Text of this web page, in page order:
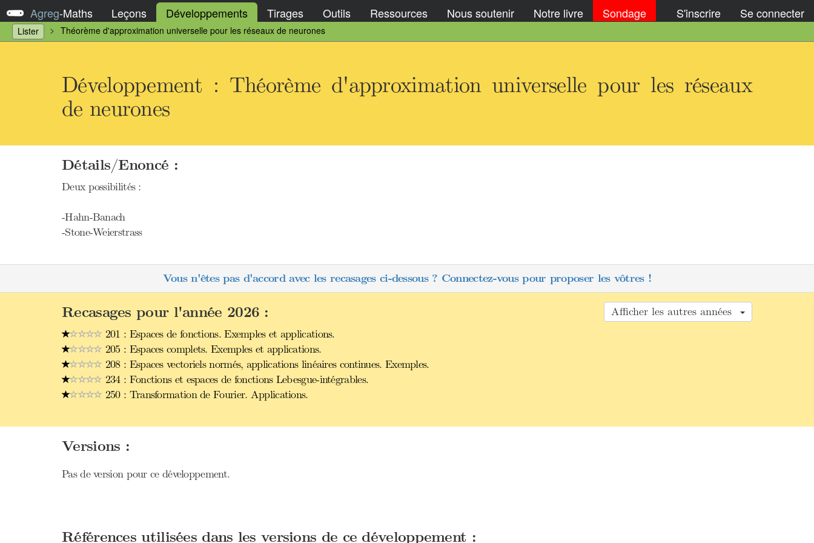
Agreg-Maths Leçons Développements Tirages Outils Ressources Nous soutenir Notre livre Sondage S'inscrire Se connecter
Lister Théorème d'approximation universelle pour les réseaux de neurones
Développement : Théorème d'approximation universelle pour les réseaux
de neurones
Détails/Enoncé :
Deux possibilités :
-Hahn-Banach
-Stone-Weierstrass
Vous n'êtes pas d'accord avec les recasages ci-dessous ? Connectez-vous pour proposer les vôtres !
Afficher les autres années
Recasages pour l'année 2026 :
201 : Espaces de fonctions. Exemples et applications.
205 : Espaces complets. Exemples et applications.
208 : Espaces vectoriels normés, applications linéaires continues. Exemples.
234 : Fonctions et espaces de fonctions Lebesgue-intégrables.
250 : Transformation de Fourier. Applications.
Versions :
Pas de version pour ce développement.
Références utilisées dans les versions de ce développement :